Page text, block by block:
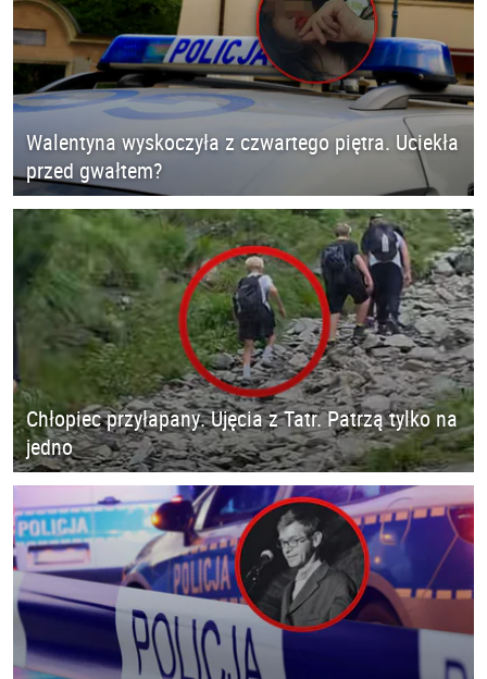
Walentyna wyskoczyła z czwartego piętra. Uciekła
przed gwałtem?
Chłopiec przyłapany. Ujęcia z Tatr. Patrzą tylko na
jedno